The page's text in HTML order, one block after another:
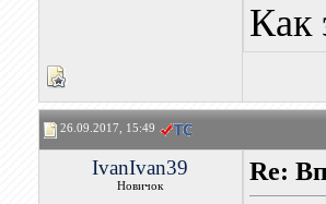
Как
26.09.2017, 15:49
IvanIvan39
Новичок
Re: